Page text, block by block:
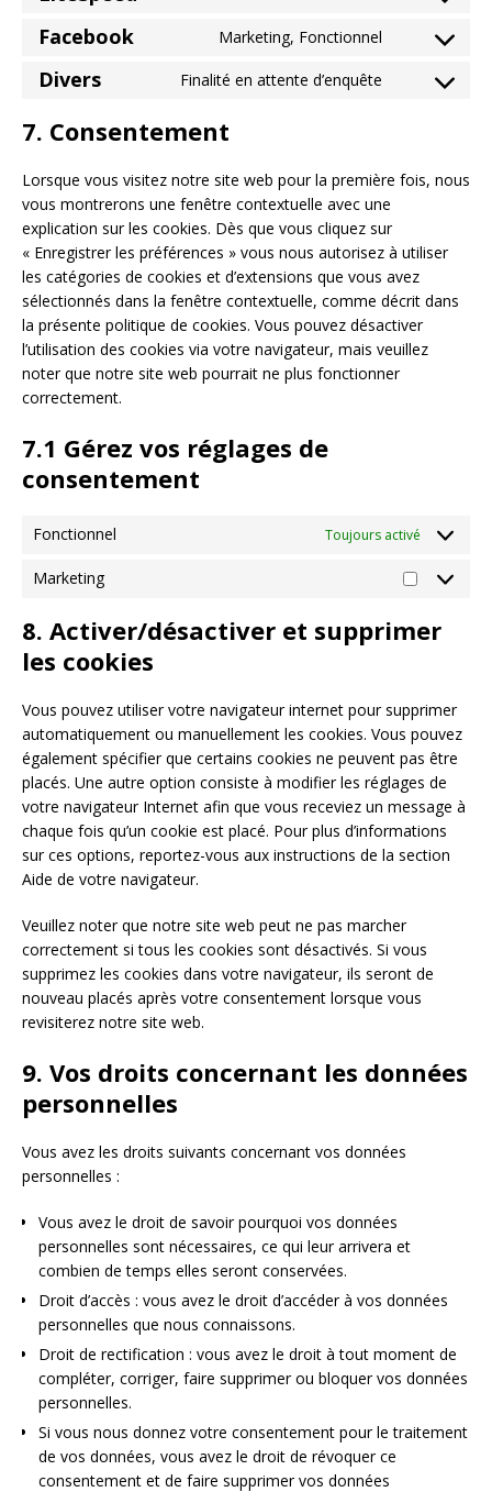
Facebook Marketing, Fonctionnel
Divers Finalité en attente d’enquête
7. Consentement
Lorsque vous visitez notre site web pour la première fois, nous
vous montrerons une fenêtre contextuelle avec une
explication sur les cookies. Dès que vous cliquez sur
« Enregistrer les préférences » vous nous autorisez à utiliser
les catégories de cookies et d’extensions que vous avez
sélectionnés dans la fenêtre contextuelle, comme décrit dans
la présente politique de cookies. Vous pouvez désactiver
l’utilisation des cookies via votre navigateur, mais veuillez
noter que notre site web pourrait ne plus fonctionner
correctement.
7.1 Gérez vos réglages de
consentement
Fonctionnel Toujours activé
Marketing
8. Activer/désactiver et supprimer
les cookies
Vous pouvez utiliser votre navigateur internet pour supprimer
automatiquement ou manuellement les cookies. Vous pouvez
également spécifier que certains cookies ne peuvent pas être
placés. Une autre option consiste à modifier les réglages de
votre navigateur Internet afin que vous receviez un message à
chaque fois qu’un cookie est placé. Pour plus d’informations
sur ces options, reportez-vous aux instructions de la section
Aide de votre navigateur.
Veuillez noter que notre site web peut ne pas marcher
correctement si tous les cookies sont désactivés. Si vous
supprimez les cookies dans votre navigateur, ils seront de
nouveau placés après votre consentement lorsque vous
revisiterez notre site web.
9. Vos droits concernant les données
personnelles
Vous avez les droits suivants concernant vos données
personnelles :
Vous avez le droit de savoir pourquoi vos données
personnelles sont nécessaires, ce qui leur arrivera et
combien de temps elles seront conservées.
Droit d’accès : vous avez le droit d’accéder à vos données
personnelles que nous connaissons.
Droit de rectification : vous avez le droit à tout moment de
compléter, corriger, faire supprimer ou bloquer vos données
personnelles.
Si vous nous donnez votre consentement pour le traitement
de vos données, vous avez le droit de révoquer ce
consentement et de faire supprimer vos données